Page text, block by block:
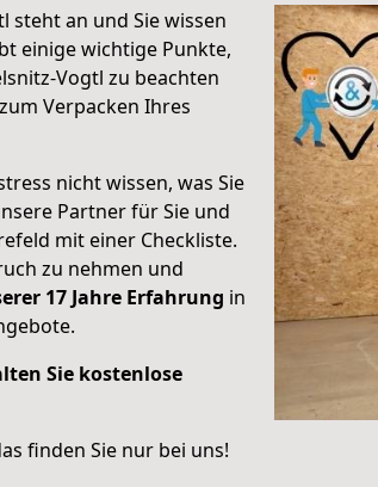
steht an und Sie wissen
einige wichtige Punkte,
Vogtl zu beachten
Verpacken Ihres
nicht wissen, was Sie
Partner für Sie und
mit einer Checkliste.
zu nehmen und
17 Jahre Erfahrung in
Sie kostenlose
finden Sie nur bei uns!